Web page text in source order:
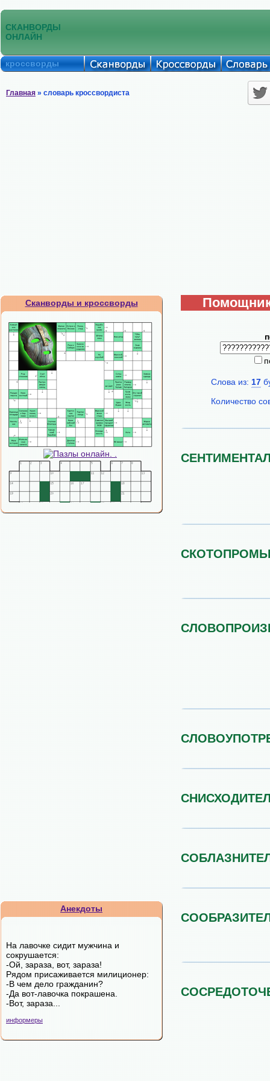
СКАНВОРДЫ
ОНЛАЙН
кроссворды
Главная » словарь кроссвордиста
Сканворды и кроссворды
Анекдоты
На лавочке сидит мужчина и
сокpушается:
-Ой, зараза, вот, зараза!
Рядом пpисаживается милиционеp:
-В чем дело гpажданин?
-Да вот-лавочка покpашена.
-Вот, зараза...
информеры
Слова из: 17
Количество